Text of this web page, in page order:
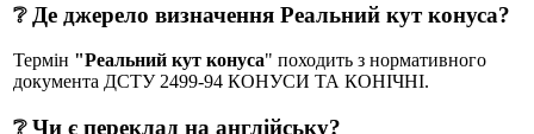
❔ Де джерело визначення Реальний кут конуса?
Термін "Реальний кут конуса" походить з нормативного
документа ДСТУ 2499-94 КОНУСИ ТА КОНІЧНІ.
❔ Чи є переклад на англійську?